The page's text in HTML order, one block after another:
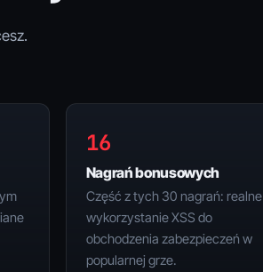
16
Nagrań bonusowych
Część z tych 30 nagrań: realne
wykorzystanie XSS do
obchodzenia zabezpieczeń w
popularnej grze.